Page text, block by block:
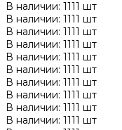
В наличии: 1111 шт
В наличии: 1111 шт
В наличии: 1111 шт
В наличии: 1111 шт
В наличии: 1111 шт
В наличии: 1111 шт
В наличии: 1111 шт
В наличии: 1111 шт
В наличии: 1111 шт
В наличии: 1111 шт